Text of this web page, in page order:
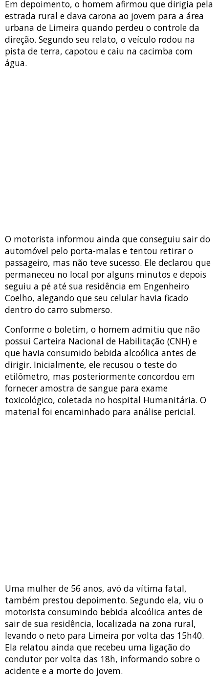
Em depoimento, o homem afirmou que dirigia pela
estrada rural e dava carona ao jovem para a área
urbana de Limeira quando perdeu o controle da
direção. Segundo seu relato, o veículo rodou na
pista de terra, capotou e caiu na cacimba com
água.
O motorista informou ainda que conseguiu sair do
automóvel pelo porta-malas e tentou retirar o
passageiro, mas não teve sucesso. Ele declarou que
permaneceu no local por alguns minutos e depois
seguiu a pé até sua residência em Engenheiro
Coelho, alegando que seu celular havia ficado
dentro do carro submerso.
Conforme o boletim, o homem admitiu que não
possui Carteira Nacional de Habilitação (CNH) e
que havia consumido bebida alcoólica antes de
dirigir. Inicialmente, ele recusou o teste do
etilômetro, mas posteriormente concordou em
fornecer amostra de sangue para exame
toxicológico, coletada no hospital Humanitária. O
material foi encaminhado para análise pericial.
Uma mulher de 56 anos, avó da vítima fatal,
também prestou depoimento. Segundo ela, viu o
motorista consumindo bebida alcoólica antes de
sair de sua residência, localizada na zona rural,
levando o neto para Limeira por volta das 15h40.
Ela relatou ainda que recebeu uma ligação do
condutor por volta das 18h, informando sobre o
acidente e a morte do jovem.